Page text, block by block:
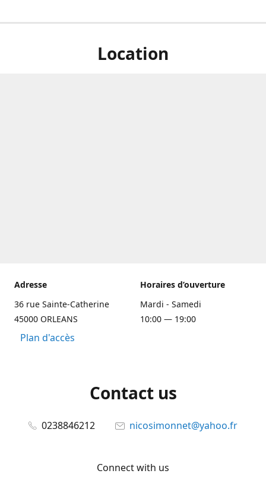
Location
Adresse
36 rue Sainte-Catherine
45000 ORLEANS
Plan d'accès
Horaires d’ouverture
Mardi - Samedi
10:00 — 19:00
Contact us
0238846212 nicosimonnet@yahoo.fr
Connect with us